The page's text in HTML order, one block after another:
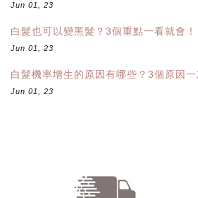
Jun 01, 23
白髮也可以變黑髮？3個重點一看就會！
Jun 01, 23
白髮機率增生的原因有哪些？3個原因一
Jun 01, 23